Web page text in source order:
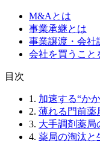
M&Aとは
事業承継とは
事業譲渡・会社
会社を買うこと
⽬次
1. 加速する“か
2. 薄れる門前薬
3. 大手調剤薬局
4. 薬局の淘汰と